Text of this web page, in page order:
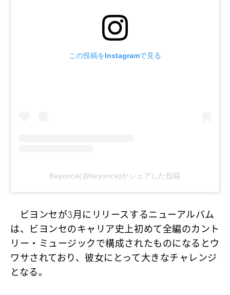
この投稿をInstagramで見る
Beyoncé(@beyonce)がシェアした投稿
ビヨンセが3月にリリースするニューアルバム
は、ビヨンセのキャリア史上初めて全編のカント
リー・ミュージックで構成されたものになるとウ
ワサされており、彼女にとって大きなチャレンジ
となる。